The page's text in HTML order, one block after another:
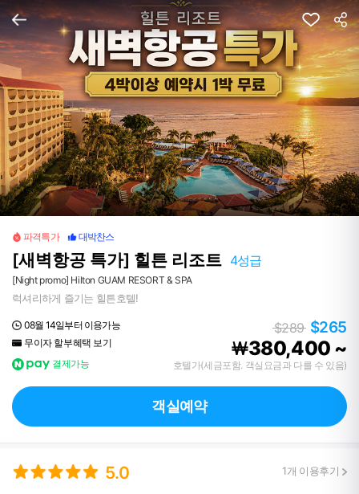
파격특가 대박찬스
[새벽항공 특가] 힐튼 리조트 4성급
[Night promo] Hilton GUAM RESORT & SPA
럭셔리하게 즐기는 힐튼호텔!
08월 14일부터 이용가능
무이자 할부혜택 보기
결제가능
$289 $265
￦380,400 ~
호텔가(세금포함. 객실요금과 다를 수 있음)
객실예약
5.0 1개 이용후기